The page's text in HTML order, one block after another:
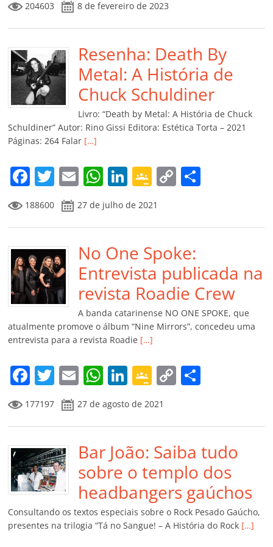
c
e
b
o
o
k
itt
er
ai
l
at
s
A
p
p
k
e
dI
n
o
gl
e
Cl
a
ss
ro
m
y
Li
n
k
p
ar
til
h
ar
204603 8 de fevereiro de 2023
Resenha: Death By
Metal: A História de
Chuck Schuldiner
Livro: “Death by Metal: A História de Chuck
Schuldiner” Autor: Rino Gissi Editora: Estética Torta – 2021
Páginas: 264 Falar […]
F
a
c
e
b
o
o
k
T
w
itt
er
E
m
ai
l
W
h
at
s
A
p
p
Li
n
k
e
dI
n
G
o
o
gl
e
Cl
a
ss
ro
o
m
C
y
Li
n
k
p
til
h
ar
188600 27 de julho de 2021
No One Spoke:
Entrevista publicada na
revista Roadie Crew
A banda catarinense NO ONE SPOKE, que
atualmente promove o álbum “Nine Mirrors”, concedeu uma
entrevista para a revista Roadie […]
F
a
c
e
b
o
o
k
T
w
itt
er
E
m
ai
l
W
at
s
A
p
p
Li
n
k
e
dI
n
G
o
o
gl
e
Cl
a
ss
ro
C
y
Li
n
k
p
ar
til
h
ar
177197 27 de agosto de 2021
Bar João: Saiba tudo
sobre o templo dos
headbangers gaúchos
Consultando os textos especiais sobre o Rock Pesado Gaúcho,
presentes na trilogia “Tá no Sangue! – A História do Rock […]